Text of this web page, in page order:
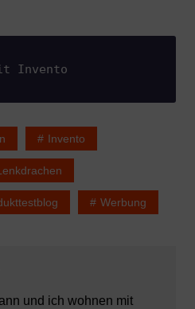
Invento
Invento
Werbung
und ich wohnen mit